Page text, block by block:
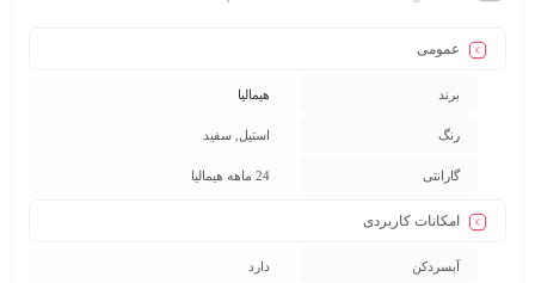
عمومی
برند هیمالیا
رنگ استیل, سفید
گارانتی 24 ماهه هیمالیا
امکانات کاربردی
آبسردکن دارد